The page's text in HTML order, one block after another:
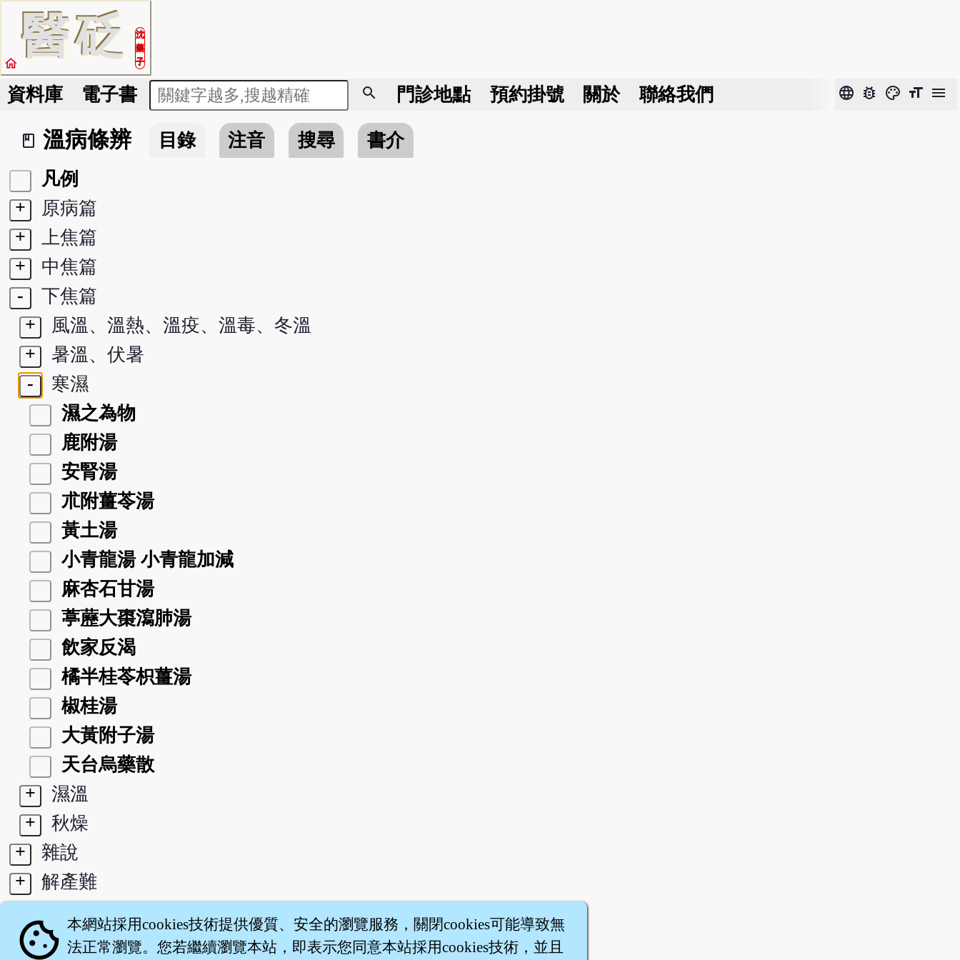
醫砭
沈
藥
子
home
資料庫 電子書 search 門診地點 預約掛號 關於 聯絡我們 language bug_report color_lens format_size menu
book_2
溫病條辨 目錄 注音 搜尋
書介
凡例
+
原病篇
+
上焦篇
+
中焦篇
-
下焦篇
+
風溫、溫熱、溫疫、溫毒、冬溫
+
暑溫、伏暑
-
寒濕
濕之為物
鹿附湯
安腎湯
朮附薑苓湯
黃土湯
小青龍湯 小青龍加減
麻杏石甘湯
葶藶大棗瀉肺湯
飲家反渴
橘半桂苓枳薑湯
椒桂湯
大黃附子湯
天台烏藥散
+
濕溫
+
秋燥
+
雜說
+
解產難
解兒難
+ 索引
cookie 本網站採用cookies技術提供優質、安全的瀏覽服務，關閉cookies可能導致無
法正常瀏覽。您若繼續瀏覽本站，即表示您同意本站採用cookies技術，並且